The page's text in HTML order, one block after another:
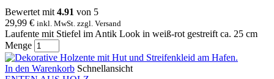
Bewertet mit 4.91 von 5
29,99 € inkl. MwSt. zzgl. Versand
Laufente mit Stiefel im Antik Look in weiß-rot gestreift ca. 25 cm
Menge
In den Warenkorb Schnellansicht